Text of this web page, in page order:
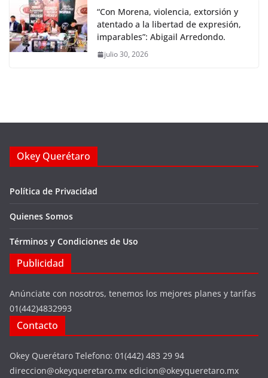
“Con Morena, violencia, extorsión y
atentado a la libertad de expresión,
imparables”: Abigail Arredondo.
julio 30, 2026
Okey Querétaro
Política de Privacidad
Quienes Somos
Términos y Condiciones de Uso
Publicidad
Anúnciate con nosotros, tenemos los mejores planes y tarifas
01(442)4832993
Contacto
Okey Querétaro Telefono: 01(442) 483 29 94
direccion@okeyqueretaro.mx edicion@okeyqueretaro.mx